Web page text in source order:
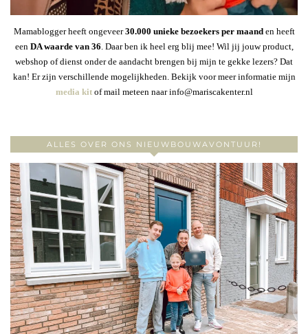
Mamablogger heeft ongeveer30.000 unieke bezoekers per maanden heeft
een DA waarde van 36 . Daar ben ik heel erg blij mee! Wil jij jouw product,
webshop of dienst onder de aandacht brengen bij mijn te gekke lezers? Dat
kan! Er zijn verschillende mogelijkheden. Bekijk voor meer informatie mijn
media kitof mail meteen naar info@mariscakenter.nl
ALLES OVER ONS NIEUWBOUWAVONTUUR!